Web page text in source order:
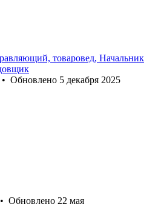
товаровед, Начальник
• Обновлено 5 декабря 2025
• Обновлено 22 мая